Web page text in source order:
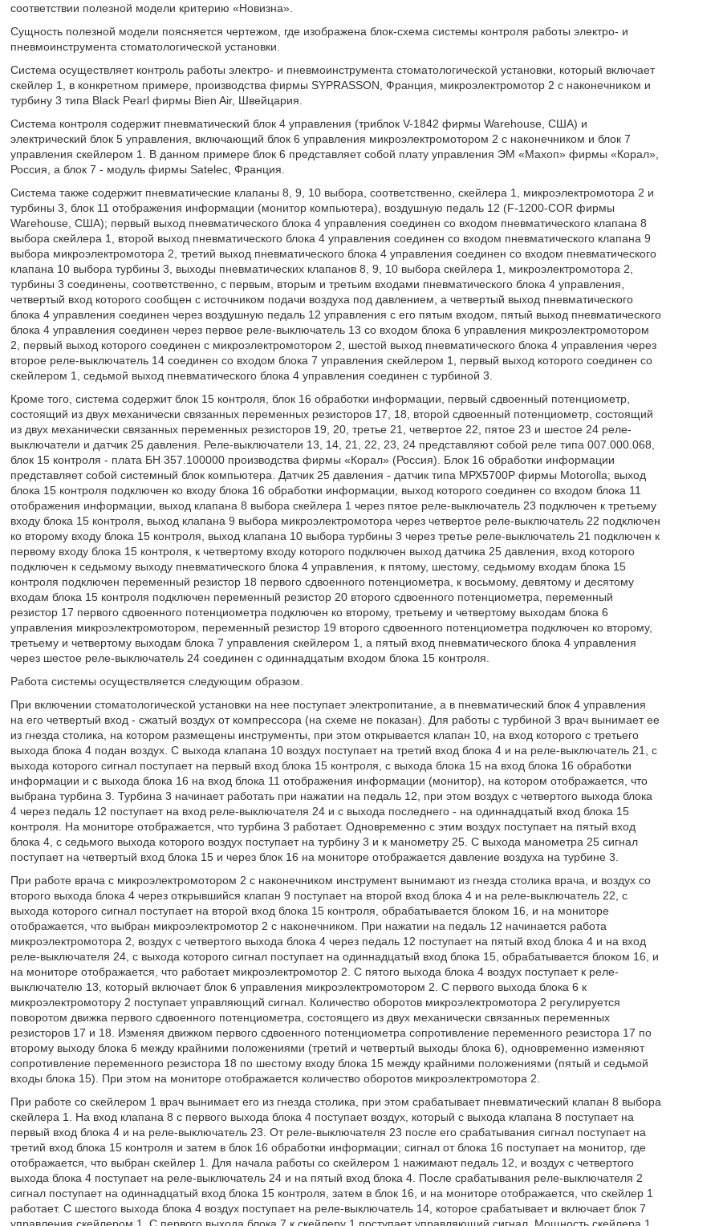
соответствии полезной модели критерию «Новизна».
Сущность полезной модели поясняется чертежом, где изображена блок-схема системы контроля работы электро- и
пневмоинструмента стоматологической установки.
Система осуществляет контроль работы электро- и пневмоинструмента стоматологической установки, который включает
скейлер 1, в конкретном примере, производства фирмы SYPRASSON, Франция, микроэлектромотор 2 с наконечником и
турбину 3 типа Black Pearl фирмы Bien Air, Швейцария.
Система контроля содержит пневматический блок 4 управления (триблок V-1842 фирмы Warehouse, США) и
электрический блок 5 управления, включающий блок 6 управления микроэлектромотором 2 с наконечником и блок 7
управления скейлером 1. В данном примере блок 6 представляет собой плату управления ЭМ «Махоп» фирмы «Корал»,
Россия, а блок 7 - модуль фирмы Satelec, Франция.
Система также содержит пневматические клапаны 8, 9, 10 выбора, соответственно, скейлера 1, микроэлектромотора 2 и
турбины 3, блок 11 отображения информации (монитор компьютера), воздушную педаль 12 (F-1200-COR фирмы
Warehouse, США); первый выход пневматического блока 4 управления соединен со входом пневматического клапана 8
выбора скейлера 1, второй выход пневматического блока 4 управления соединен со входом пневматического клапана 9
выбора микроэлектромотора 2, третий выход пневматического блока 4 управления соединен со входом пневматического
клапана 10 выбора турбины 3, выходы пневматических клапанов 8, 9, 10 выбора скейлера 1, микроэлектромотора 2,
турбины 3 соединены, соответственно, с первым, вторым и третьим входами пневматического блока 4 управления,
четвертый вход которого сообщен с источником подачи воздуха под давлением, а четвертый выход пневматического
блока 4 управления соединен через воздушную педаль 12 управления с его пятым входом, пятый выход пневматического
блока 4 управления соединен через первое реле-выключатель 13 со входом блока 6 управления микроэлектромотором
2, первый выход которого соединен с микроэлектромотором 2, шестой выход пневматического блока 4 управления через
второе реле-выключатель 14 соединен со входом блока 7 управления скейлером 1, первый выход которого соединен со
скейлером 1, седьмой выход пневматического блока 4 управления соединен с турбиной 3.
Кроме того, система содержит блок 15 контроля, блок 16 обработки информации, первый сдвоенный потенциометр,
состоящий из двух механически связанных переменных резисторов 17, 18, второй сдвоенный потенциометр, состоящий
из двух механически связанных переменных резисторов 19, 20, третье 21, четвертое 22, пятое 23 и шестое 24 реле-
выключатели и датчик 25 давления. Реле-выключатели 13, 14, 21, 22, 23, 24 представляют собой реле типа 007.000.068,
блок 15 контроля - плата БН 357.100000 производства фирмы «Корал» (Россия). Блок 16 обработки информации
представляет собой системный блок компьютера. Датчик 25 давления - датчик типа МРХ5700Р фирмы Motorolla; выход
блока 15 контроля подключен ко входу блока 16 обработки информации, выход которого соединен со входом блока 11
отображения информации, выход клапана 8 выбора скейлера 1 через пятое реле-выключатель 23 подключен к третьему
входу блока 15 контроля, выход клапана 9 выбора микроэлектромотора через четвертое реле-выключатель 22 подключен
ко второму входу блока 15 контроля, выход клапана 10 выбора турбины 3 через третье реле-выключатель 21 подключен к
первому входу блока 15 контроля, к четвертому входу которого подключен выход датчика 25 давления, вход которого
подключен к седьмому выходу пневматического блока 4 управления, к пятому, шестому, седьмому входам блока 15
контроля подключен переменный резистор 18 первого сдвоенного потенциометра, к восьмому, девятому и десятому
входам блока 15 контроля подключен переменный резистор 20 второго сдвоенного потенциометра, переменный
резистор 17 первого сдвоенного потенциометра подключен ко второму, третьему и четвертому выходам блока 6
управления микроэлектромотором, переменный резистор 19 второго сдвоенного потенциометра подключен ко второму,
третьему и четвертому выходам блока 7 управления скейлером 1, а пятый вход пневматического блока 4 управления
через шестое реле-выключатель 24 соединен с одиннадцатым входом блока 15 контроля.
Работа системы осуществляется следующим образом.
При включении стоматологической установки на нее поступает электропитание, а в пневматический блок 4 управления
на его четвертый вход - сжатый воздух от компрессора (на схеме не показан). Для работы с турбиной 3 врач вынимает ее
из гнезда столика, на котором размещены инструменты, при этом открывается клапан 10, на вход которого с третьего
выхода блока 4 подан воздух. С выхода клапана 10 воздух поступает на третий вход блока 4 и на реле-выключатель 21, с
выхода которого сигнал поступает на первый вход блока 15 контроля, с выхода блока 15 на вход блока 16 обработки
информации и с выхода блока 16 на вход блока 11 отображения информации (монитор), на котором отображается, что
выбрана турбина 3. Турбина 3 начинает работать при нажатии на педаль 12, при этом воздух с четвертого выхода блока
4 через педаль 12 поступает на вход реле-выключателя 24 и с выхода последнего - на одиннадцатый вход блока 15
контроля. На мониторе отображается, что турбина 3 работает. Одновременно с этим воздух поступает на пятый вход
блока 4, с седьмого выхода которого воздух поступает на турбину 3 и к манометру 25. С выхода манометра 25 сигнал
поступает на четвертый вход блока 15 и через блок 16 на мониторе отображается давление воздуха на турбине 3.
При работе врача с микроэлектромотором 2 с наконечником инструмент вынимают из гнезда столика врача, и воздух со
второго выхода блока 4 через открывшийся клапан 9 поступает на второй вход блока 4 и на реле-выключатель 22, с
выхода которого сигнал поступает на второй вход блока 15 контроля, обрабатывается блоком 16, и на мониторе
отображается, что выбран микроэлектромотор 2 с наконечником. При нажатии на педаль 12 начинается работа
микроэлектромотора 2, воздух с четвертого выхода блока 4 через педаль 12 поступает на пятый вход блока 4 и на вход
реле-выключателя 24, с выхода которого сигнал поступает на одиннадцатый вход блока 15, обрабатывается блоком 16, и
на мониторе отображается, что работает микроэлектромотор 2. С пятого выхода блока 4 воздух поступает к реле-
выключателю 13, который включает блок 6 управления микроэлектромотором 2. С первого выхода блока 6 к
микроэлектромотору 2 поступает управляющий сигнал. Количество оборотов микроэлектромотора 2 регулируется
поворотом движка первого сдвоенного потенциометра, состоящего из двух механически связанных переменных
резисторов 17 и 18. Изменяя движком первого сдвоенного потенциометра сопротивление переменного резистора 17 по
второму выходу блока 6 между крайними положениями (третий и четвертый выходы блока 6), одновременно изменяют
сопротивление переменного резистора 18 по шестому входу блока 15 между крайними положениями (пятый и седьмой
входы блока 15). При этом на мониторе отображается количество оборотов микроэлектромотора 2.
При работе со скейлером 1 врач вынимает его из гнезда столика, при этом срабатывает пневматический клапан 8 выбора
скейлера 1. На вход клапана 8 с первого выхода блока 4 поступает воздух, который с выхода клапана 8 поступает на
первый вход блока 4 и на реле-выключатель 23. От реле-выключателя 23 после его срабатывания сигнал поступает на
третий вход блока 15 контроля и затем в блок 16 обработки информации; сигнал от блока 16 поступает на монитор, где
отображается, что выбран скейлер 1. Для начала работы со скейлером 1 нажимают педаль 12, и воздух с четвертого
выхода блока 4 поступает на реле-выключатель 24 и на пятый вход блока 4. После срабатывания реле-выключателя 2
сигнал поступает на одиннадцатый вход блока 15 контроля, затем в блок 16, и на мониторе отображается, что скейлер 1
работает. С шестого выхода блока 4 воздух поступает на реле-выключатель 14, которое срабатывает и включает блок 7